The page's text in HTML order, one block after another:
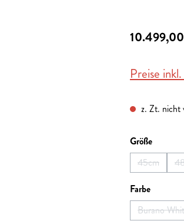
Preise
z. Zt. nicht
Größe
45cm
(Diese
Farbe
Burano